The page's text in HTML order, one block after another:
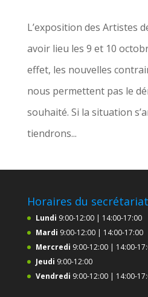
L’exposition des Artistes
avoir lieu les 9 et 10
effet, les nouvelles
nous permettent pas le
souhaité. Si la situation
tiendrons...
Horaires du secrétariat
Lundi 9:00-12:00 | 14:00-17:00
Mardi 9:00-12:00 | 14:00-17:00
Mercredi 9:00-12:00 | 14:00-
Jeudi 9:00-12:00
Vendredi 9:00-12:00 | 14:00-